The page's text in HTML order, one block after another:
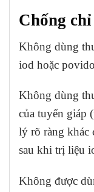
Chống
Không dùng
iod hoặc
Không dùng
của tuyến giáp
lý rõ ràng khác
sau khi trị liệu
Không được